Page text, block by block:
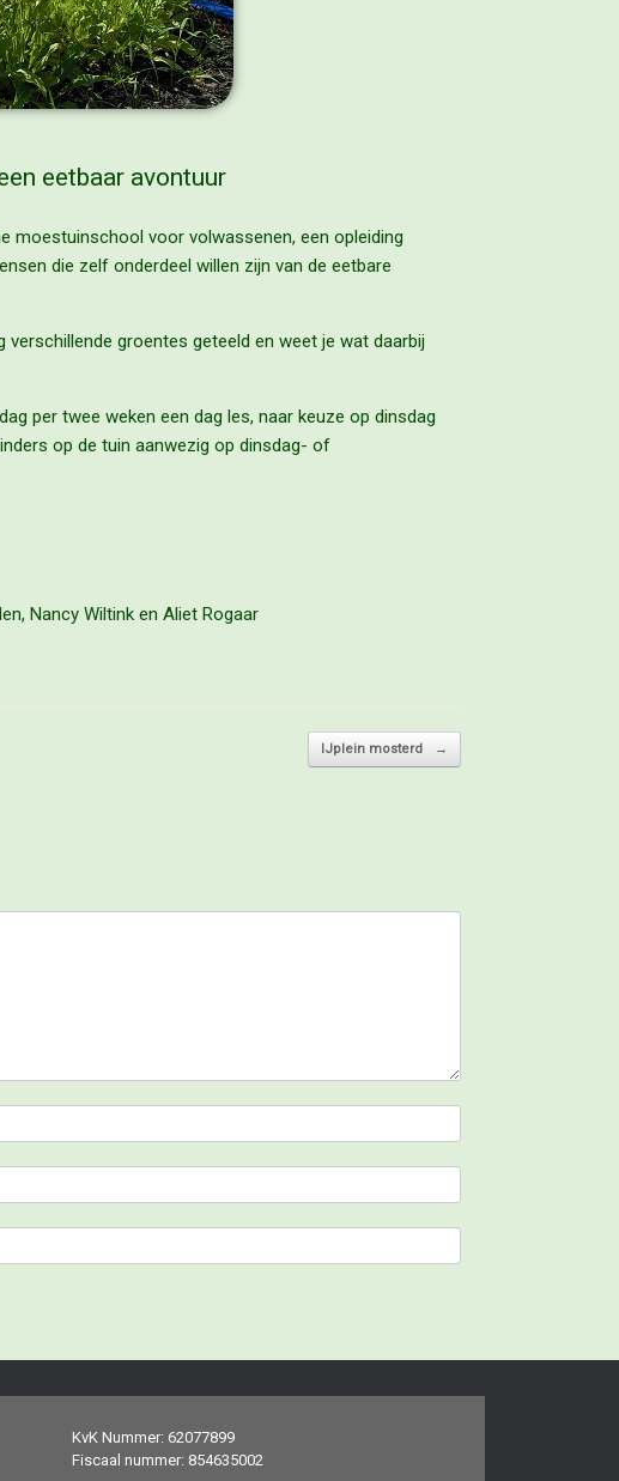
eetbaar avontuur
moestuinschool voor volwassenen, een opleiding
die zelf onderdeel willen zijn van de eetbare
verschillende groentes geteeld en weet je wat daarbij
per twee weken een dag les, naar keuze op dinsdag
op de tuin aanwezig op dinsdag- of
Nancy Wiltink en Aliet Rogaar
IJplein mosterd →
KvK Nummer: 62077899
Fiscaal nummer: 854635002